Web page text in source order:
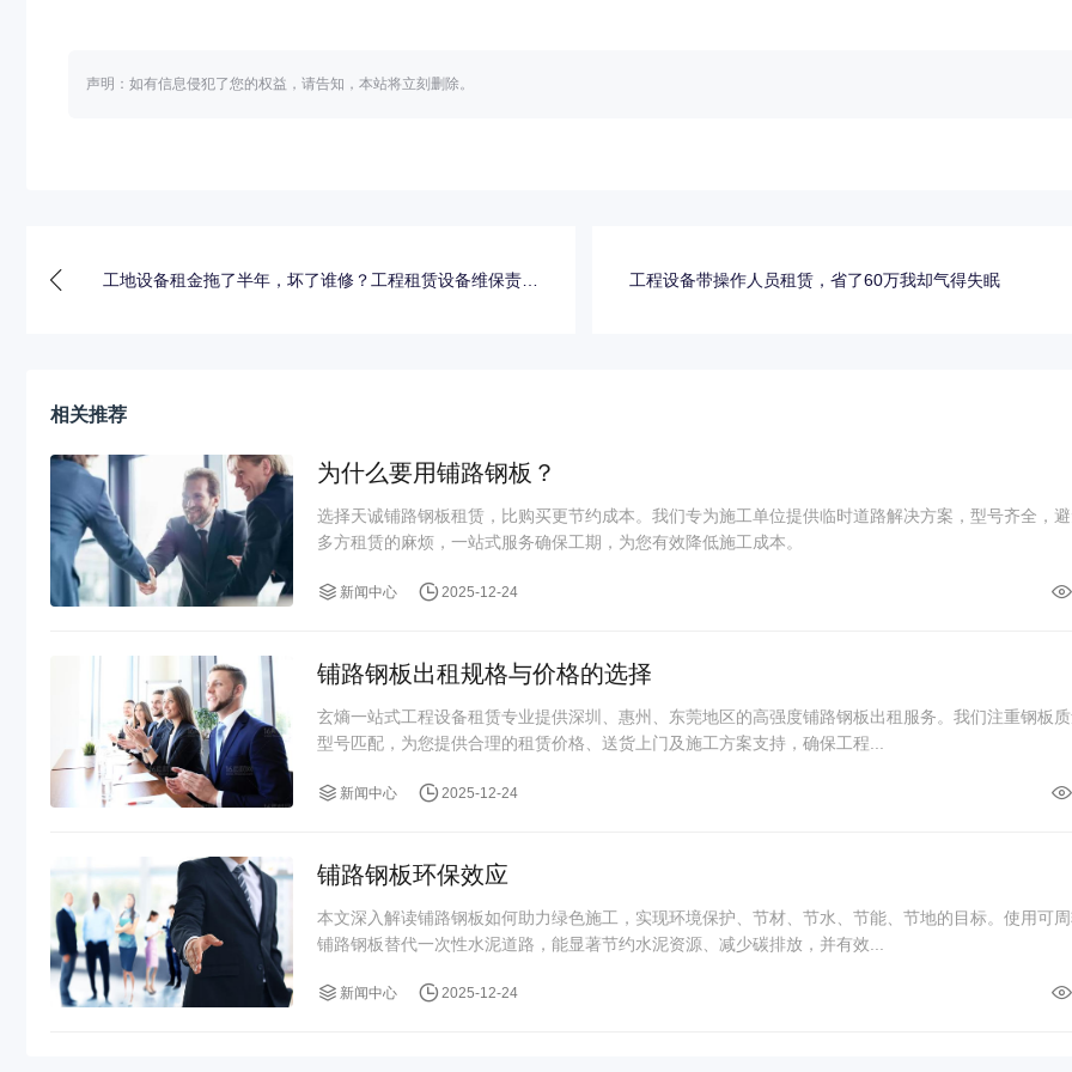
声明：如有信息侵犯了您的权益，请告知，本站将立刻删除。
工地设备租金拖了半年，坏了谁修？工程租赁设备维保责任
工程设备带操作人员租赁，省了60万我却气得失眠
相关推荐
为什么要用铺路钢板？
选择天诚铺路钢板租赁，比购买更节约成本。我们专为施工单位提供临时道路解决方案，型号齐全，
多方租赁的麻烦，一站式服务确保工期，为您有效降低施工成本。
新闻中心 2025-12-24
铺路钢板出租规格与价格的选择
玄熵一站式工程设备租赁专业提供深圳、惠州、东莞地区的高强度铺路钢板出租服务。我们注重钢板
型号匹配，为您提供合理的租赁价格、送货上门及施工方案支持，确保工程...
新闻中心 2025-12-24
铺路钢板环保效应
本文深入解读铺路钢板如何助力绿色施工，实现环境保护、节材、节水、节能、节地的目标。使用可
铺路钢板替代一次性水泥道路，能显著节约水泥资源、减少碳排放，并有效...
新闻中心 2025-12-24